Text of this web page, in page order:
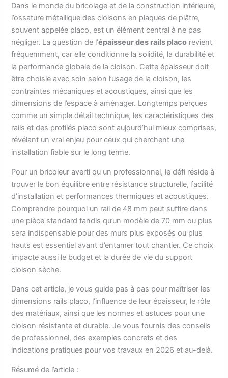
Dans le monde du bricolage et de la construction intérieure,
l’ossature métallique des cloisons en plaques de plâtre,
souvent appelée placo, est un élément central à ne pas
négliger. La question de l’épaisseur des rails placo revient
fréquemment, car elle conditionne la solidité, la durabilité et
la performance globale de la cloison. Cette épaisseur doit
être choisie avec soin selon l’usage de la cloison, les
contraintes mécaniques et acoustiques, ainsi que les
dimensions de l’espace à aménager. Longtemps perçues
comme un simple détail technique, les caractéristiques des
rails et des profilés placo sont aujourd’hui mieux comprises,
révélant un vrai enjeu pour ceux qui cherchent une
installation fiable sur le long terme.
Pour un bricoleur averti ou un professionnel, le défi réside à
trouver le bon équilibre entre résistance structurelle, facilité
d’installation et performances thermiques et acoustiques.
Comprendre pourquoi un rail de 48 mm peut suffire dans
une pièce standard tandis qu’un modèle de 70 mm ou plus
sera indispensable pour des murs plus exposés ou plus
hauts est essentiel avant d’entamer tout chantier. Ce choix
impacte aussi le budget et la durée de vie du support
cloison sèche.
Dans cet article, je vous guide pas à pas pour maîtriser les
dimensions rails placo, l’influence de leur épaisseur, le rôle
des matériaux, ainsi que les normes et astuces pour une
cloison résistante et durable. Je vous fournis des conseils
de professionnel, des exemples concrets et des
indications pratiques pour vos travaux en 2026 et au-delà.
Résumé de l’article :